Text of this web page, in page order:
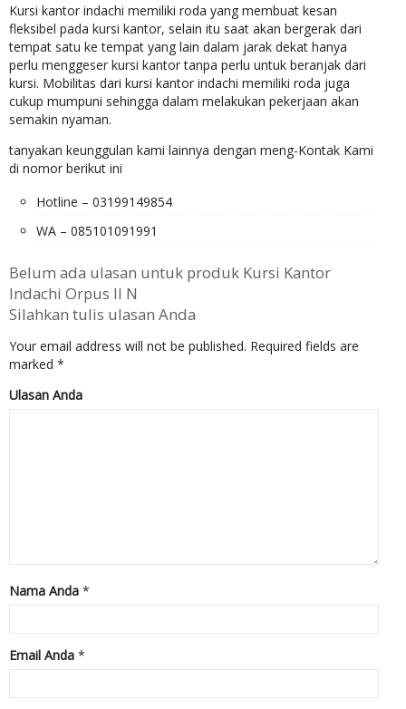
Kursi kantor indachi memiliki roda yang membuat kesan
fleksibel pada kursi kantor, selain itu saat akan bergerak dari
tempat satu ke tempat yang lain dalam jarak dekat hanya
perlu menggeser kursi kantor tanpa perlu untuk beranjak dari
kursi. Mobilitas dari kursi kantor indachi memiliki roda juga
cukup mumpuni sehingga dalam melakukan pekerjaan akan
semakin nyaman.
tanyakan keunggulan kami lainnya dengan meng-Kontak Kami
di nomor berikut ini
Hotline – 03199149854
WA – 085101091991
Belum ada ulasan untuk produk Kursi Kantor
Indachi Orpus II N
Silahkan tulis ulasan Anda
Your email address will not be published. Required fields are
marked *
Ulasan Anda
Nama Anda *
Email Anda *